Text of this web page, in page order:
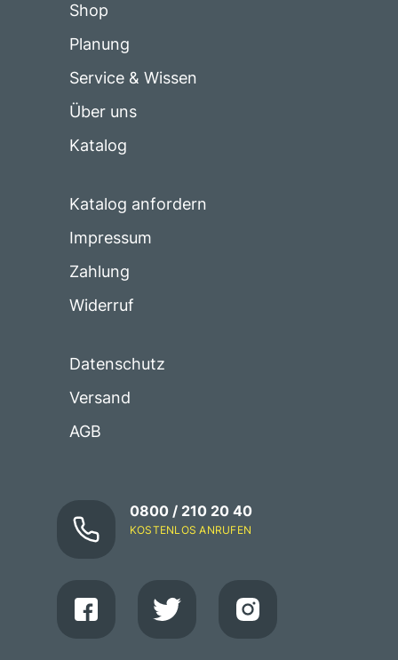
Shop
Planung
Service & Wissen
Über uns
Katalog
Katalog anfordern
Impressum
Zahlung
Widerruf
Datenschutz
Versand
AGB
0800 / 210 20 40
KOSTENLOS ANRUFEN